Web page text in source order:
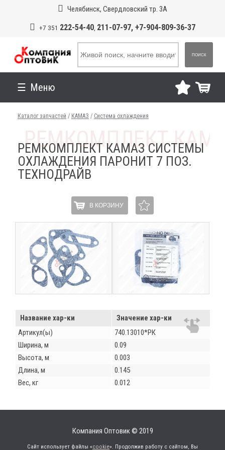
Челябинск, Свердловский тр. 3А
+7 351 222-54-40, 211-07-97, +7-904-809-36-37
ПОИСК
Меню
Каталог запчастей / КАМАЗ / Система охлаждения
РЕМКОМПЛЕКТ КАМАЗ СИСТЕМЫ
ОХЛАЖДЕНИЯ ПАРОНИТ 7 ПОЗ.
ТЕХНОДРАЙВ
В КОРЗИНУ
Название хар-ки
Значение хар-ки
Артикул(ы)
740.13010*РК
Ширина, м
0.09
Высота, м
0.003
Длина, м
0.145
Вес, кг
0.012
Компания Оптовик © 2019
Сайт использует файлы «cookie». Продолжив работу с сайтом, Вы